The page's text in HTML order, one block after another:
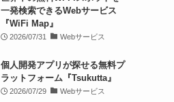
一発検索できるWebサービス
『WiFi Map』
2026/07/31 Webサービス
個人開発アプリが探せる無料プ
ラットフォーム『Tsukutta』
2026/07/29 Webサービス